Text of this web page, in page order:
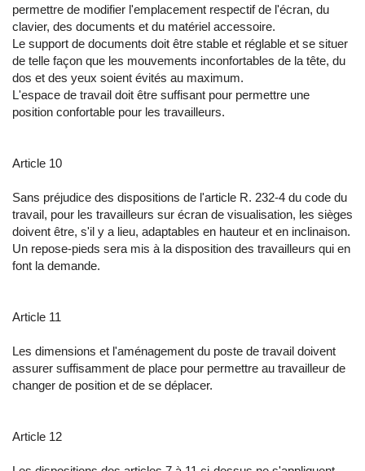
permettre de modifier l'emplacement respectif de l'écran, du
clavier, des documents et du matériel accessoire.
Le support de documents doit être stable et réglable et se situer
de telle façon que les mouvements inconfortables de la tête, du
dos et des yeux soient évités au maximum.
L'espace de travail doit être suffisant pour permettre une
position confortable pour les travailleurs.
Article 10
Sans préjudice des dispositions de l'article R. 232-4 du code du
travail, pour les travailleurs sur écran de visualisation, les sièges
doivent être, s'il y a lieu, adaptables en hauteur et en inclinaison.
Un repose-pieds sera mis à la disposition des travailleurs qui en
font la demande.
Article 11
Les dimensions et l'aménagement du poste de travail doivent
assurer suffisamment de place pour permettre au travailleur de
changer de position et de se déplacer.
Article 12